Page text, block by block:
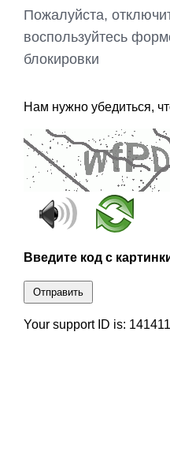
Пожалуйста,
воспользуйтесь
блокировки
Нам нужно убедиться,
Введите код с
Отправить
Your support ID is: